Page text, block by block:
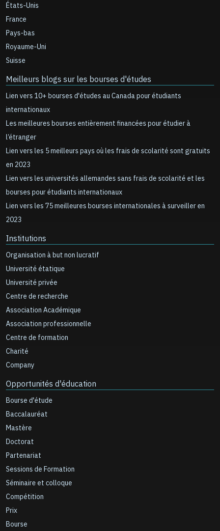
États-Unis
France
Pays-bas
Royaume-Uni
Suisse
Meilleurs blogs sur les bourses d'études
Lien vers 10+ bourses d'études au Canada pour étudiants
internationaux
Les meilleures bourses entièrement financées pour étudier à
l’étranger
Lien vers les 5 meilleurs pays où les frais de scolarité sont gratuits
en 2023
Lien vers les universités allemandes sans frais de scolarité et les
bourses pour étudiants internationaux
Lien vers les 75 meilleures bourses internationales à surveiller en
2023
Institutions
Organisation à but non lucratif
Université étatique
Université privée
Centre de recherche
Association Académique
Association professionnelle
Centre de formation
Charité
Company
Opportunités d'éducation
Bourse d'étude
Baccalauréat
Mastère
Doctorat
Partenariat
Sessions de Formation
Séminaire et colloque
Compétition
Prix
Bourse